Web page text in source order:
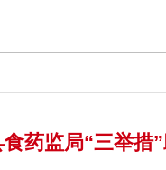
食药监局“三举措